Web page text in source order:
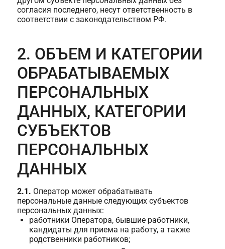
согласия последнего, несут ответственность в
соответствии с законодательством РФ.
2. ОБЪЕМ И КАТЕГОРИИ
ОБРАБАТЫВАЕМЫХ
ПЕРСОНАЛЬНЫХ
ДАННЫХ, КАТЕГОРИИ
СУБЪЕКТОВ
ПЕРСОНАЛЬНЫХ
ДАННЫХ
2.1. Оператор может обрабатывать
персональные данные следующих субъектов
персональных данных:
работники Оператора, бывшие работники,
кандидаты для приема на работу, а также
родственники работников;